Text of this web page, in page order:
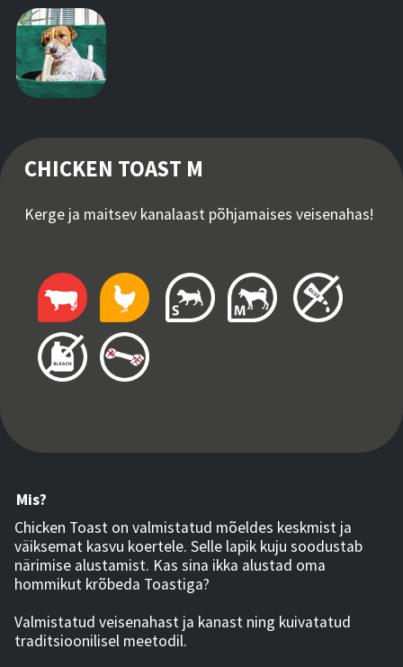
CHICKEN TOAST M
Kerge ja maitsev kanalaast põhjamaises veisenahas!
Mis?
Chicken Toast on valmistatud mõeldes keskmist ja
väiksemat kasvu koertele. Selle lapik kuju soodustab
närimise alustamist. Kas sina ikka alustad oma
hommikut krõbeda Toastiga?
Valmistatud veisenahast ja kanast ning kuivatatud
traditsioonilisel meetodil.